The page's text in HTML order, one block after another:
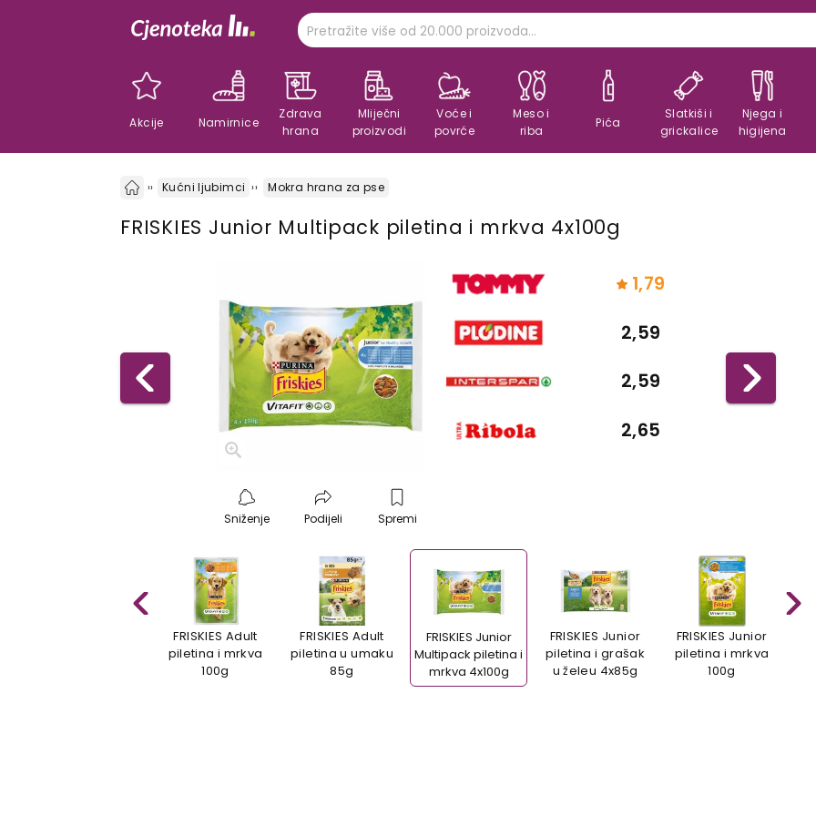
Akcije Namirnice
Zdrava
hrana
Mliječni
proizvodi
Voće i
povrće
Meso i
riba
Pića
Slatkiši i
grickalice
Njega i
higijena
Kućni ljubimci Mokra hrana za pse
FRISKIES Junior Multipack piletina i mrkva 4x100g
Sniženje Podijeli Spremi
1,79
2,59
2,59
2,65
FRISKIES Adult
piletina i mrkva
100g
FRISKIES Adult
piletina u umaku
85g
FRISKIES Junior
Multipack piletina i
mrkva 4x100g
FRISKIES Junior
piletina i grašak
u želeu 4x85g
FRISKIES Junior
piletina i mrkva
100g